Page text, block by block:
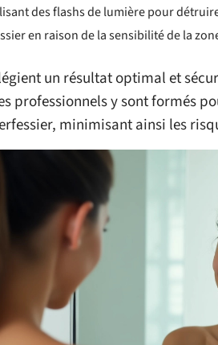
des flashs de lumière pour
en raison de la sensibilité de la
un résultat optimal et
professionnels y sont formés
minimisant ainsi les